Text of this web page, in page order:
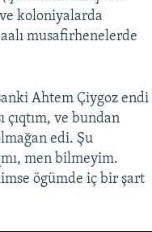
koloniyalarda
musafirhenelerde
Ahtem Çiygoz endi
ve bundan
edi. Şu
men bilmeyim.
ögümde iç bir şart